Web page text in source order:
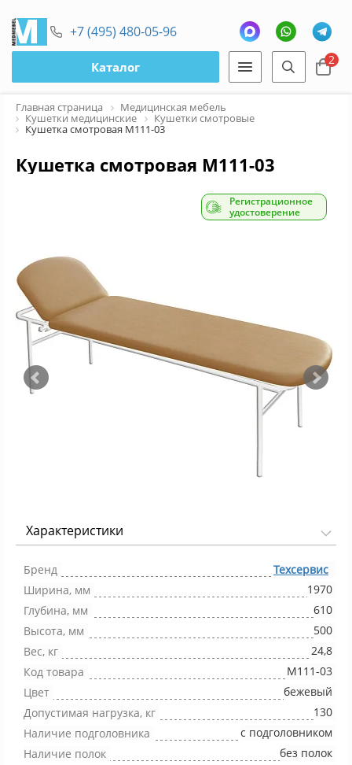
+7 (495) 480-05-96
Каталог 2
Главная страница Медицинская мебель
Кушетки медицинские Кушетки смотровые
Кушетка смотровая М111-03
Кушетка смотровая М111-03
Регистрационное
удостоверение
Характеристики
Бренд
Техсервис
Ширина, мм
1970
Глубина, мм
610
Высота, мм
500
Вес, кг
24,8
Код товара
М111-03
Цвет
бежевый
Допустимая нагрузка, кг
130
Наличие подголовника
с подголовником
Наличие полок
без полок